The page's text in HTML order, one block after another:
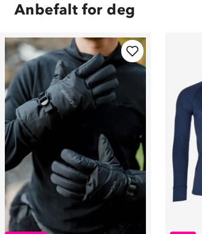
Anbefalt for deg